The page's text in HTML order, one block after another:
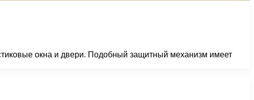
окна и двери. Подобный защитный механизм имеет